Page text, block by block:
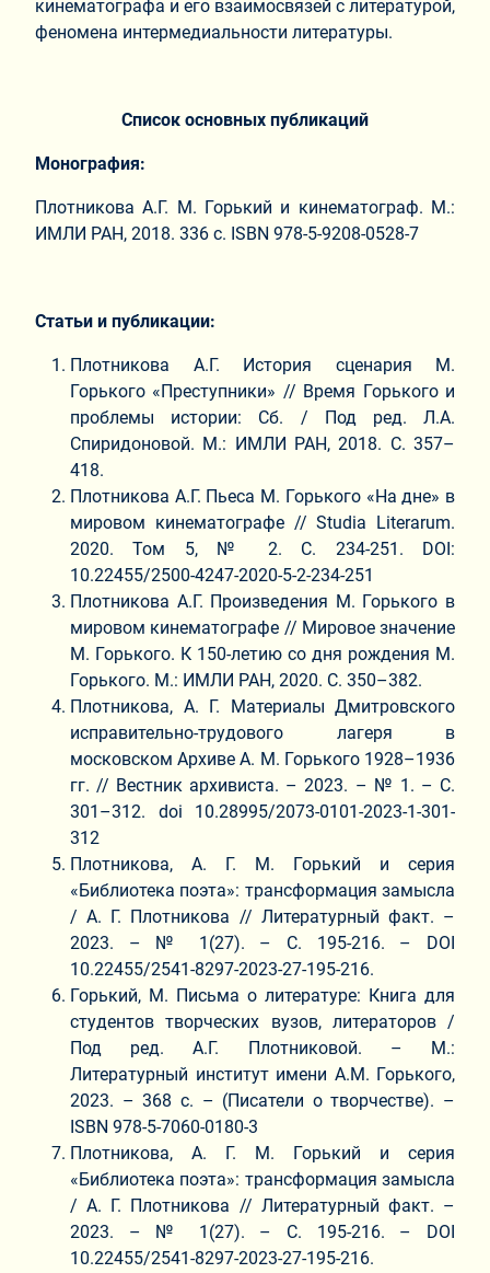
кинематографа и его взаимосвязей с литературой,
феномена интермедиальности литературы.
Список основных публикаций
Монография:
Плотникова А.Г. М. Горький и кинематограф. М.:
ИМЛИ РАН, 2018. 336 с. ISBN 978-5-9208-0528-7
Статьи и публикации:
Плотникова А.Г. История сценария М.
Горького «Преступники» // Время Горького и
проблемы истории: Сб. / Под ред. Л.А.
Спиридоновой. М.: ИМЛИ РАН, 2018. С. 357–
418.
Плотникова А.Г. Пьеса М. Горького «На дне» в
мировом кинематографе // Studia Literarum.
2020. Том 5, № 2. С. 234-251. DOI:
10.22455/2500-4247-2020-5-2-234-251
Плотникова А.Г. Произведения М. Горького в
мировом кинематографе // Мировое значение
М. Горького. К 150-летию со дня рождения М.
Горького. М.: ИМЛИ РАН, 2020. С. 350–382.
Плотникова, А. Г. Материалы Дмитровского
исправительно-трудового лагеря в
московском Архиве А. М. Горького 1928–1936
гг. // Вестник архивиста. – 2023. – № 1. – С.
301–312. doi 10.28995/2073-0101-2023-1-301-
312
Плотникова, А. Г. М. Горький и серия
«Библиотека поэта»: трансформация замысла
/ А. Г. Плотникова // Литературный факт. –
2023. – № 1(27). – С. 195-216. – DOI
10.22455/2541-8297-2023-27-195-216.
Горький, М. Письма о литературе: Книга для
студентов творческих вузов, литераторов /
Под ред. А.Г. Плотниковой. – М.:
Литературный институт имени А.М. Горького,
2023. – 368 с. – (Писатели о творчестве). –
ISBN 978-5-7060-0180-3
Плотникова, А. Г. М. Горький и серия
«Библиотека поэта»: трансформация замысла
/ А. Г. Плотникова // Литературный факт. –
2023. – № 1(27). – С. 195-216. – DOI
10.22455/2541-8297-2023-27-195-216.